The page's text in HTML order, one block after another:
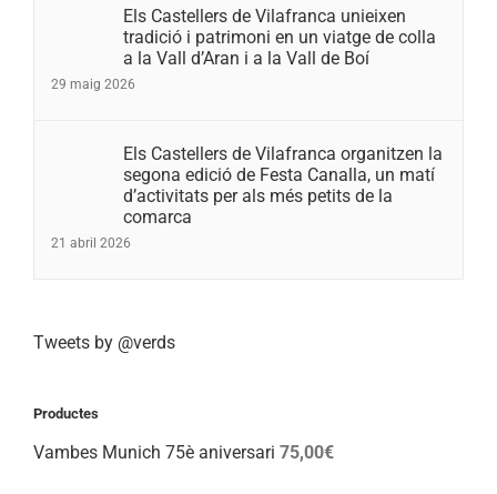
Els Castellers de Vilafranca unieixen
tradició i patrimoni en un viatge de colla
a la Vall d’Aran i a la Vall de Boí
29 maig 2026
Els Castellers de Vilafranca organitzen la
segona edició de Festa Canalla, un matí
d’activitats per als més petits de la
comarca
21 abril 2026
Tweets by @verds
Productes
Vambes Munich 75è aniversari 75,00€